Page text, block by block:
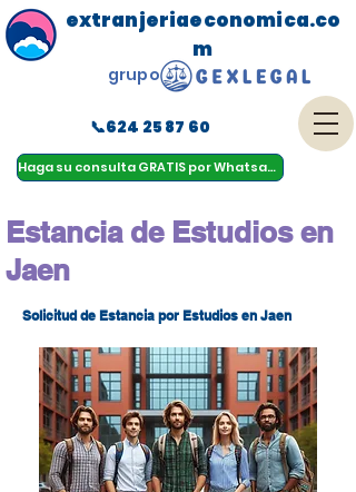
Haga su consulta GRATIS por Whatsapp
menu
extranjeriaeconomica.co
m
📞624 25 87 60
grupo
Estancia de Estudios en
Jaen
Solicitud de Estancia por Estudios en Jaen